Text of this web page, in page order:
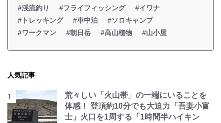
#渓流釣り #フライフィッシング
#イワナ
#トレッキング
#車中泊
#ソロキャンプ
#ワークマン
#朝日岳 #高山植物 #山小屋
人気記事
荒々しい「火山帯」の一端にいることを
体感！ 登頂約10分でも大迫力「吾妻小富
士」火口を1周する「1時間半ハイキン